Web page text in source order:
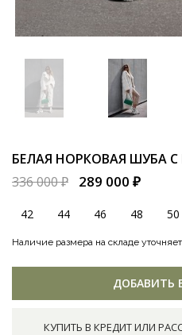
БЕЛАЯ НОРКОВАЯ ШУБА
336 000 ₽
289 000 ₽
42 44 46 48 50
Наличие размера на складе
ДОБАВИТЬ
КУПИТЬ В КРЕДИТ ИЛИ